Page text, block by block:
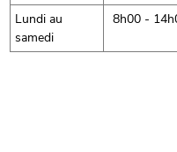
Lundi au
samedi
8h00 -